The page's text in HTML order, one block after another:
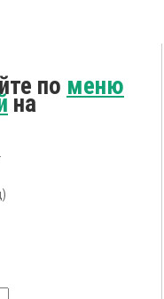
по меню
на